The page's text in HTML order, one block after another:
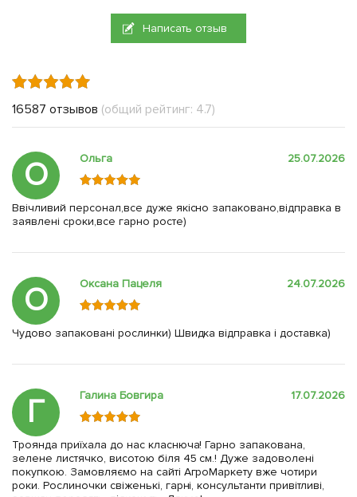
Написать отзыв
16587 отзывов (общий рейтинг: 4.7)
О Ольга 25.07.2026
Ввічливий персонал,все дуже якісно запаковано,відправка в
заявлені сроки,все гарно росте)
О Оксана Пацеля 24.07.2026
Чудово запаковані рослинки) Швидка відправка і доставка)
Г Галина Бовгира 17.07.2026
Троянда приїхала до нас класнюча! Гарно запакована,
зелене листячко, висотою біля 45 см.! Дуже задоволені
покупкою. Замовляємо на сайті АгроМаркету вже чотири
роки. Рослиночки свіженькі, гарні, консультанти привітливі,